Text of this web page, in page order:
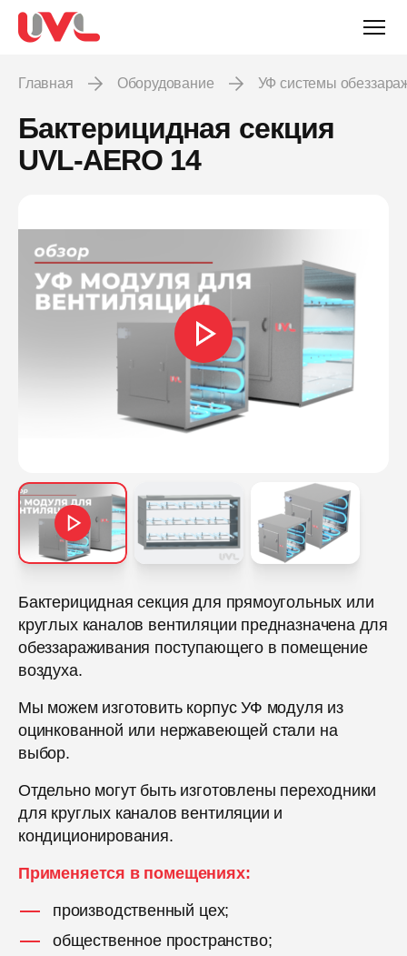
Главная Оборудование УФ системы
Бактерицидная секция
UVL-AERO 14
Бактерицидная секция для прямоугольных или
круглых каналов вентиляции предназначена для
обеззараживания поступающего в помещение
воздуха.
Мы можем изготовить корпус УФ модуля из
оцинкованной или нержавеющей стали на
выбор.
Отдельно могут быть изготовлены переходники
для круглых каналов вентиляции и
кондиционирования.
Применяется в помещениях:
производственный цех;
общественное пространство;